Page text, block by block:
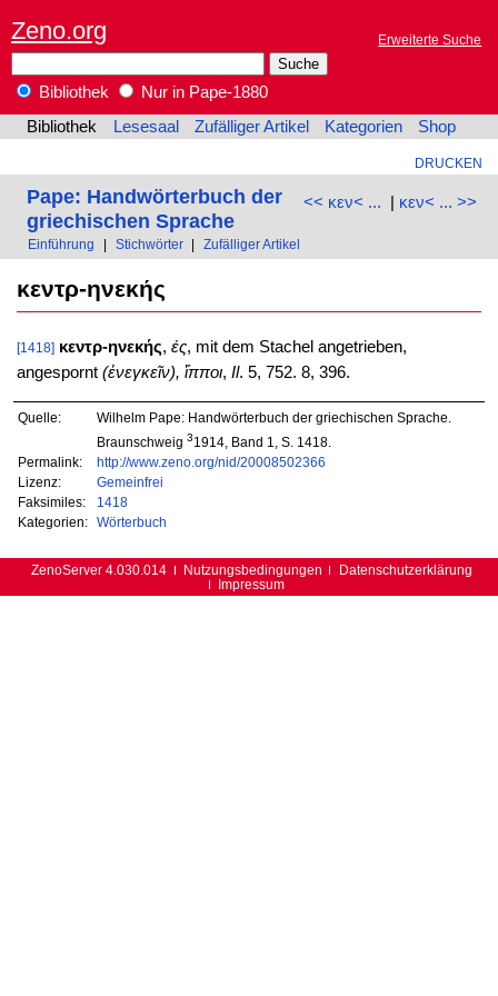
Zeno.org Erweiterte Suche
Bibliothek
Nur in Pape-1880
Bibliothek
Lesesaal Zufälliger Artikel Kategorien Shop
DRUCKEN
<< κεν< ... | κεν< ... >>
Pape: Handwörterbuch der
griechischen Sprache
Einführung Stichwörter Zufälliger Artikel
κεντρ-ηνεκής
[1418] κεντρ-ηνεκής, ές, mit dem Stachel angetrieben,
angespornt (ἐνεγκεῖν), ἵπποι, Il. 5, 752. 8, 396.
Quelle:
Wilhelm Pape: Handwörterbuch der griechischen Sprache.
Braunschweig 31914, Band 1, S. 1418.
Permalink:
http://www.zeno.org/nid/20008502366
Lizenz:
Gemeinfrei
Faksimiles:
1418
Kategorien:
Wörterbuch
ZenoServer 4.030.014 Nutzungsbedingungen
Datenschutzerklärung
Impressum